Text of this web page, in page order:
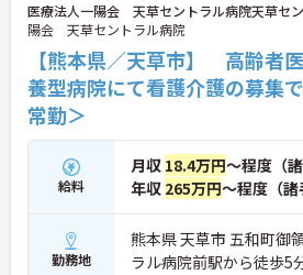
医療法人一陽会 天草セントラル病院天草セ
陽会 天草セントラル病院
【熊本県／天草市】 高齢者
養型病院にて看護介護の募集
常勤＞
給料
月収 18.4万円～程度（諸
年収 265万円～程度（諸
勤務地
熊本県 天草市 五和町
ラル病院前駅から徒歩5